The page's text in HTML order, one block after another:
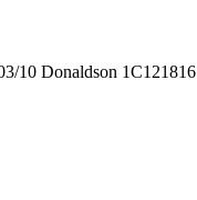
10 Donaldson 1C121816